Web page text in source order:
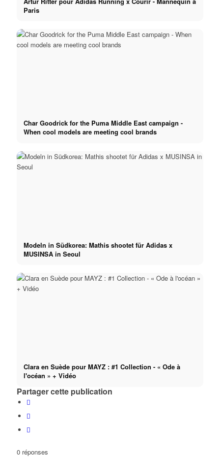
Paris
Char Goodrick for the Puma Middle East campaign -
When cool models are meeting cool brands
Modeln in Südkorea: Mathis shootet für Adidas x
MUSINSA in Seoul
Clara en Suède pour MAYZ : #1 Collection - « Ode à
l'océan » + Vidéo
Partager cette publication
0 réponses